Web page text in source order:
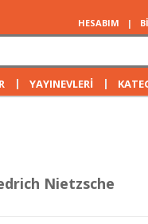
HESABIM |
| YAYINEVLERİ |
Nietzsche